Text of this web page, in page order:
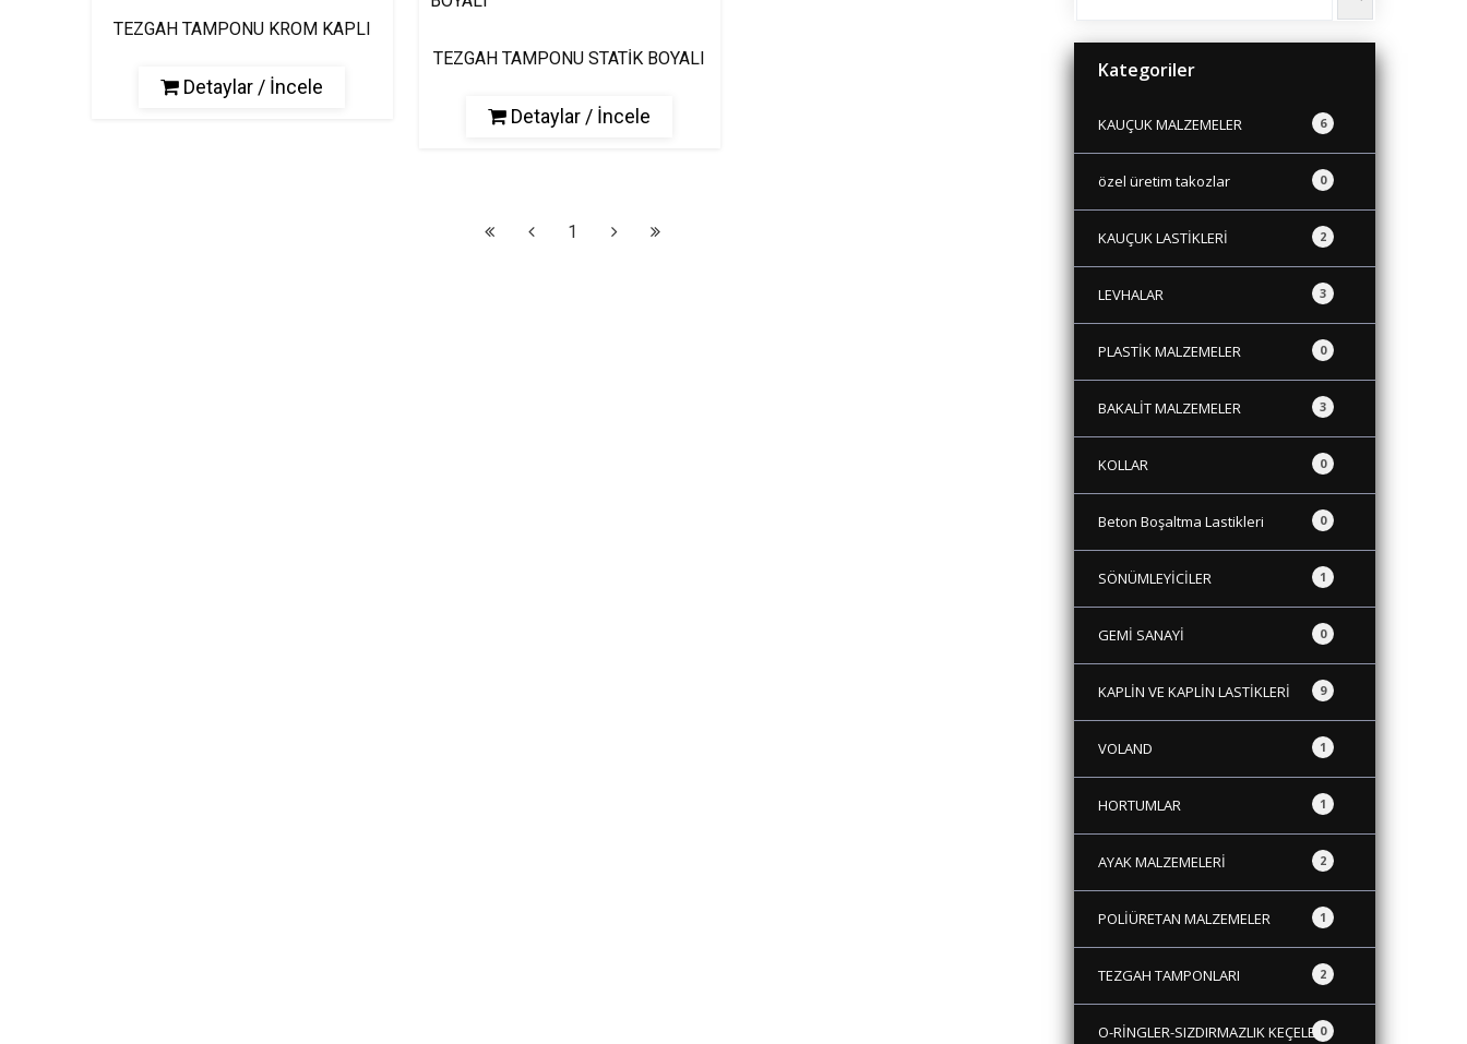
TEZGAH TAMPONU KROM KAPLI
Detaylar / İncele
TEZGAH TAMPONU STATİK BOYALI
Detaylar / İncele
1
Kategoriler
6
KAUÇUK MALZEMELER
0
özel üretim takozlar
2
KAUÇUK LASTİKLERİ
3
LEVHALAR
0
PLASTİK MALZEMELER
3
BAKALİT MALZEMELER
0
KOLLAR
0
Beton Boşaltma Lastikleri
1
SÖNÜMLEYİCİLER
0
GEMİ SANAYİ
9
KAPLİN VE KAPLİN LASTİKLERİ
1
VOLAND
1
HORTUMLAR
2
AYAK MALZEMELERİ
1
POLİÜRETAN MALZEMELER
2
TEZGAH TAMPONLARI
0
O-RİNGLER-SIZDIRMAZLIK KEÇELERİ